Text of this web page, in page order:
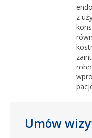
z
Umów